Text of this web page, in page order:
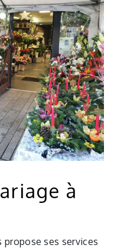
à
propose ses services